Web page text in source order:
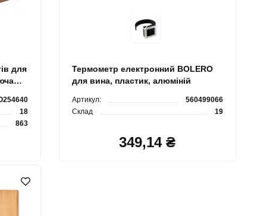
для
18
863
Термометр електронний BOLERO
для вина, пластик, алюміній
Артикул:
560499066
Склад
19
349,14 ₴